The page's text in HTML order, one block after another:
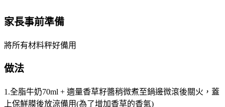
家長事前準備
將所有材料秤好備用
做法
1.全脂牛奶70ml + 適量香草籽醬稍微煮至鍋邊微滾後關火，蓋
上保鮮膜後放涼備用(為了增加香草的香氣)